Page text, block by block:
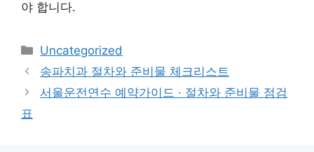
야 합니다.
Categories
Uncategorized
송파치과 절차와 준비물 체크리스트
서울운전연수 예약가이드 · 절차와 준비물 점검
표